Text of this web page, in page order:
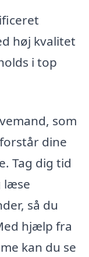
høj kvalitet
i top
som
dine
Tag dig tid
læse
så du
hjælp fra
kan du se